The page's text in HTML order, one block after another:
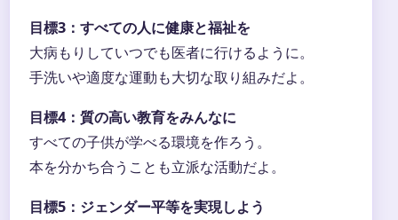
目標3：すべての人に健康と福祉を
大病もりしていつでも医者に行けるように。
手洗いや適度な運動も大切な取り組みだよ。
目標4：質の高い教育をみんなに
すべての子供が学べる環境を作ろう。
本を分かち合うことも立派な活動だよ。
目標5：ジェンダー平等を実現しよう